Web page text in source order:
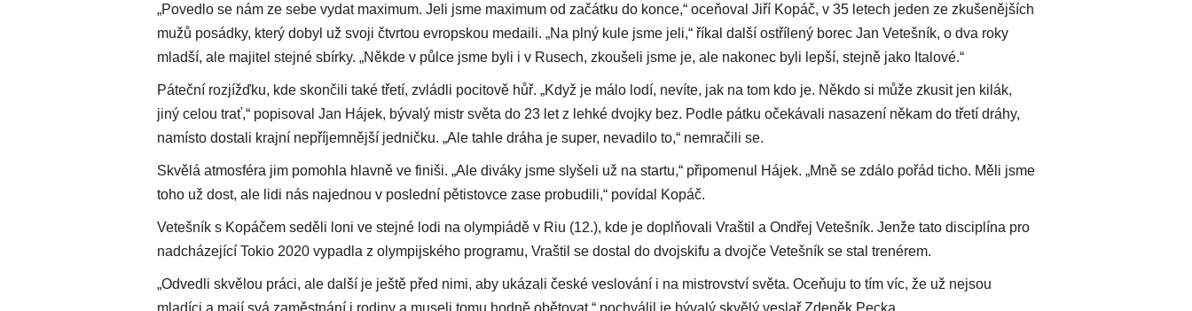
„Povedlo se nám ze sebe vydat maximum. Jeli jsme maximum od začátku do konce,“ oceňoval Jiří Kopáč, v 35 letech jeden ze zkušenějších
mužů posádky, který dobyl už svoji čtvrtou evropskou medaili. „Na plný kule jsme jeli,“ říkal další ostřílený borec Jan Vetešník, o dva roky
mladší, ale majitel stejné sbírky. „Někde v půlce jsme byli i v Rusech, zkoušeli jsme je, ale nakonec byli lepší, stejně jako Italové.“
Páteční rozjížďku, kde skončili také třetí, zvládli pocitově hůř. „Když je málo lodí, nevíte, jak na tom kdo je. Někdo si může zkusit jen kilák,
jiný celou trať,“ popisoval Jan Hájek, bývalý mistr světa do 23 let z lehké dvojky bez. Podle pátku očekávali nasazení někam do třetí dráhy,
namísto dostali krajní nepříjemnější jedničku. „Ale tahle dráha je super, nevadilo to,“ nemračili se.
Skvělá atmosféra jim pomohla hlavně ve finiši. „Ale diváky jsme slyšeli už na startu,“ připomenul Hájek. „Mně se zdálo pořád ticho. Měli jsme
toho už dost, ale lidi nás najednou v poslední pětistovce zase probudili,“ povídal Kopáč.
Vetešník s Kopáčem seděli loni ve stejné lodi na olympiádě v Riu (12.), kde je doplňovali Vraštil a Ondřej Vetešník. Jenže tato disciplína pro
nadcházející Tokio 2020 vypadla z olympijského programu, Vraštil se dostal do dvojskifu a dvojče Vetešník se stal trenérem.
„Odvedli skvělou práci, ale další je ještě před nimi, aby ukázali české veslování i na mistrovství světa. Oceňuju to tím víc, že už nejsou
mladíci a mají svá zaměstnání i rodiny a museli tomu hodně obětovat,“ pochválil je bývalý skvělý veslař Zdeněk Pecka.